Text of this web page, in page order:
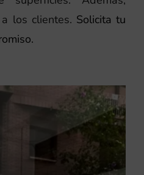
los clientes. Solicita tu